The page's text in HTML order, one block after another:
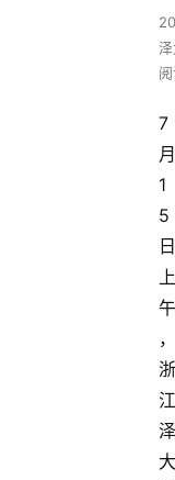
7
月
1
5
日
上
午
，
浙
江
泽
大